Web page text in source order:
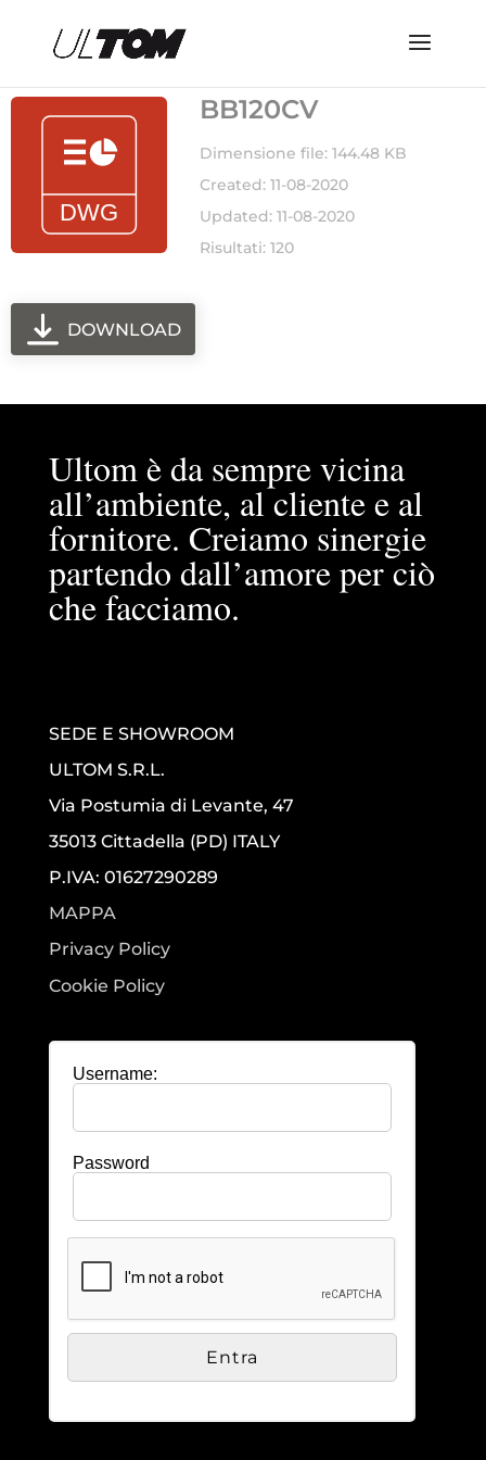
BB120CV
Dimensione file: 144.48 KB
Created: 11-08-2020
Updated: 11-08-2020
Risultati: 120
DOWNLOAD
Ultom è da sempre vicina
all’ambiente, al cliente e al
fornitore. Creiamo sinergie
partendo dall’amore per ciò
che facciamo.
SEDE E SHOWROOM
ULTOM S.R.L.
Via Postumia di Levante, 47
35013 Cittadella (PD) ITALY
P.IVA: 01627290289
MAPPA
Privacy Policy
Cookie Policy
Username:
Password